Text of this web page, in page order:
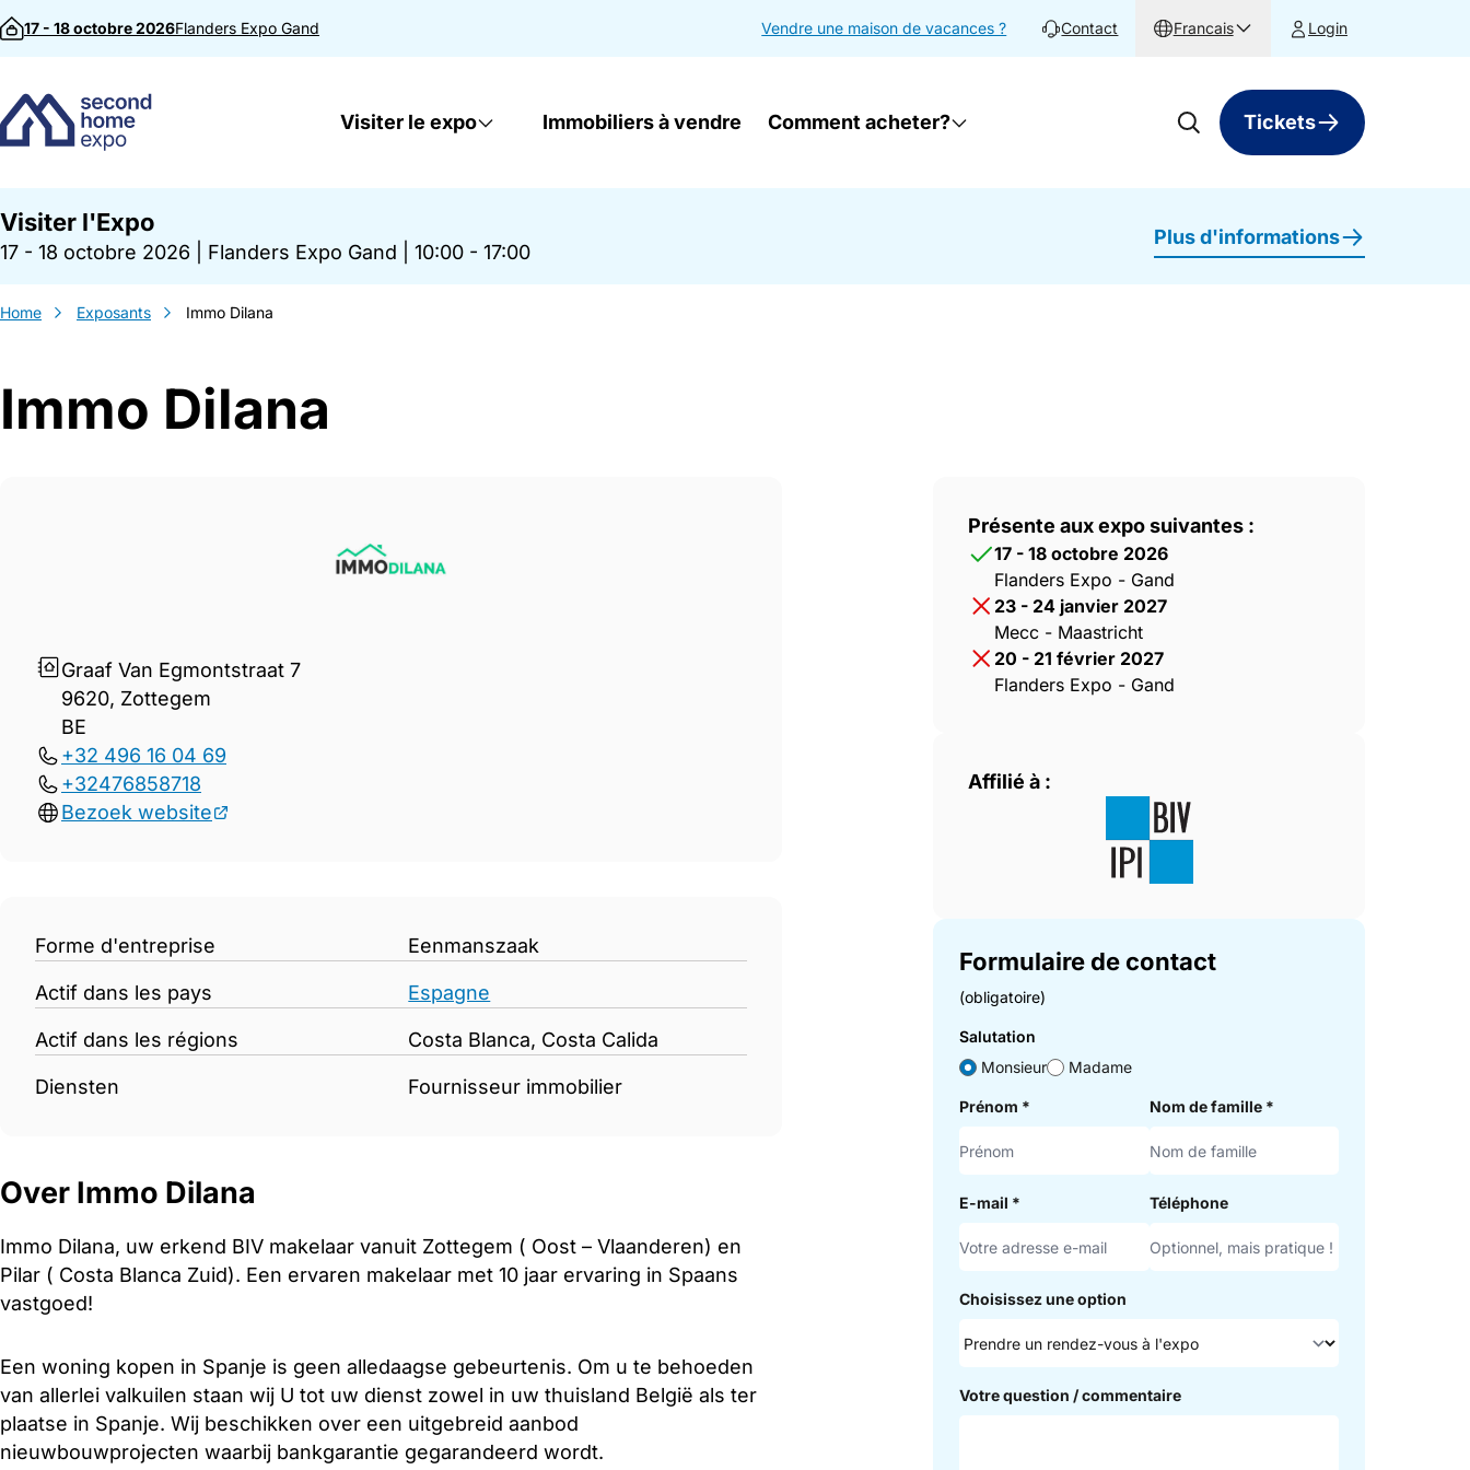
Passer au contenu
17 - 18 octobre 2026Flanders Expo Gand Vendre une maison de vacances ? Contact Francais Login
Visiter le expo Immobiliers à vendre Comment acheter? Tickets
Visiter l'Expo
17 - 18 octobre 2026 Flanders Expo Gand 10:00 - 17:00
Plus d'informations
Home Exposants Immo Dilana
Immo Dilana
Graaf Van Egmontstraat 7
9620, Zottegem
BE
+32 496 16 04 69
+32476858718
Bezoek website
Forme d'entreprise Eenmanszaak
Actif dans les pays Espagne
Actif dans les régions Costa Blanca, Costa Calida
Diensten Fournisseur immobilier
Over Immo Dilana
Immo Dilana, uw erkend BIV makelaar vanuit Zottegem ( Oost – Vlaanderen) en
Pilar ( Costa Blanca Zuid). Een ervaren makelaar met 10 jaar ervaring in Spaans
vastgoed!
Een woning kopen in Spanje is geen alledaagse gebeurtenis. Om u te behoeden
van allerlei valkuilen staan wij U tot uw dienst zowel in uw thuisland België als ter
plaatse in Spanje. Wij beschikken over een uitgebreid aanbod
nieuwbouwprojecten waarbij bankgarantie gegarandeerd wordt.
Présente aux expo suivantes :
17 - 18 octobre 2026
Flanders Expo - Gand
23 - 24 janvier 2027
Mecc - Maastricht
20 - 21 février 2027
Flanders Expo - Gand
Affilié à :
Formulaire de contact
(obligatoire)
Salutation
Monsieur
Madame
Prénom * Nom de famille *
E-mail * Téléphone
Choisissez une option
Votre question / commentaire